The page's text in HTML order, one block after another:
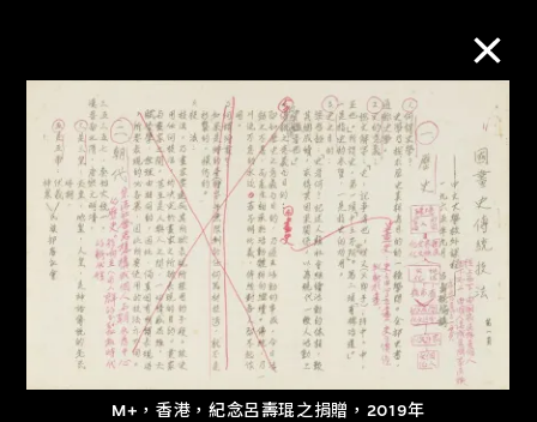
M+，香港，紀念呂壽琨之捐贈，2019年
M+藏品
進一步篩選 搜索
關於M+藏品